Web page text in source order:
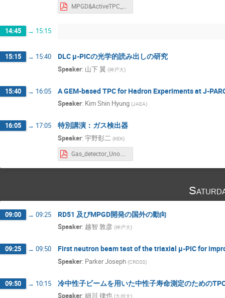
MPGD&ActiveTPC_kanezaki_20221209.pdf
14:45 → 15:15
15:15 → 15:40 DLC µ-PICの光学的読み出しの研究
Speaker: 山下 翼 (神戸大)
15:40 → 16:05 A GEM-based TPC for Hadron Experiments at J-
Speaker: Kim Shin Hyung (JAEA)
16:05 → 17:05 特別講演：ガス検出器
Speaker: 宇野彰二 (KEK)
Gas_detector_Uno.pdf
09:00 → 09:25 RD51 及びMPGD開発の国外の動向
Speaker: 越智 敦彦 (神戸大)
09:25 → 09:50 First neutron beam test of the triaxial µ-PIC for
Speaker: Parker Joseph (CROSS)
09:50 → 10:15 冷中性子ビームを用いた中性子寿命測定のための
Speaker: 細川 律也 (九州大)